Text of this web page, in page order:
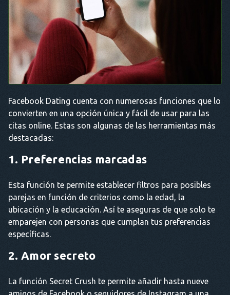
Facebook Dating cuenta con numerosas funciones que lo
convierten en una opción única y fácil de usar para las
citas online. Estas son algunas de las herramientas más
destacadas:
1. Preferencias marcadas
Esta función te permite establecer filtros para posibles
parejas en función de criterios como la edad, la
ubicación y la educación. Así te aseguras de que solo te
emparejen con personas que cumplan tus preferencias
específicas.
2. Amor secreto
La función Secret Crush te permite añadir hasta nueve